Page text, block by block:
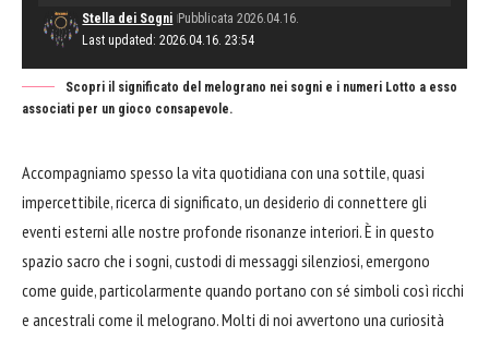
Last updated: 2026.04.16. 23:54
Stella dei Sogni Pubblicata 2026.04.16.
Scopri il significato del melograno nei sogni e i numeri Lotto a esso
associati per un gioco consapevole.
Accompagniamo spesso la vita quotidiana con una sottile, quasi
impercettibile, ricerca di significato, un desiderio di connettere gli
eventi esterni alle nostre profonde risonanze interiori. È in questo
spazio sacro che i sogni, custodi di messaggi silenziosi, emergono
come guide, particolarmente quando portano con sé simboli così ricchi
e ancestrali come il melograno. Molti di noi avvertono una curiosità